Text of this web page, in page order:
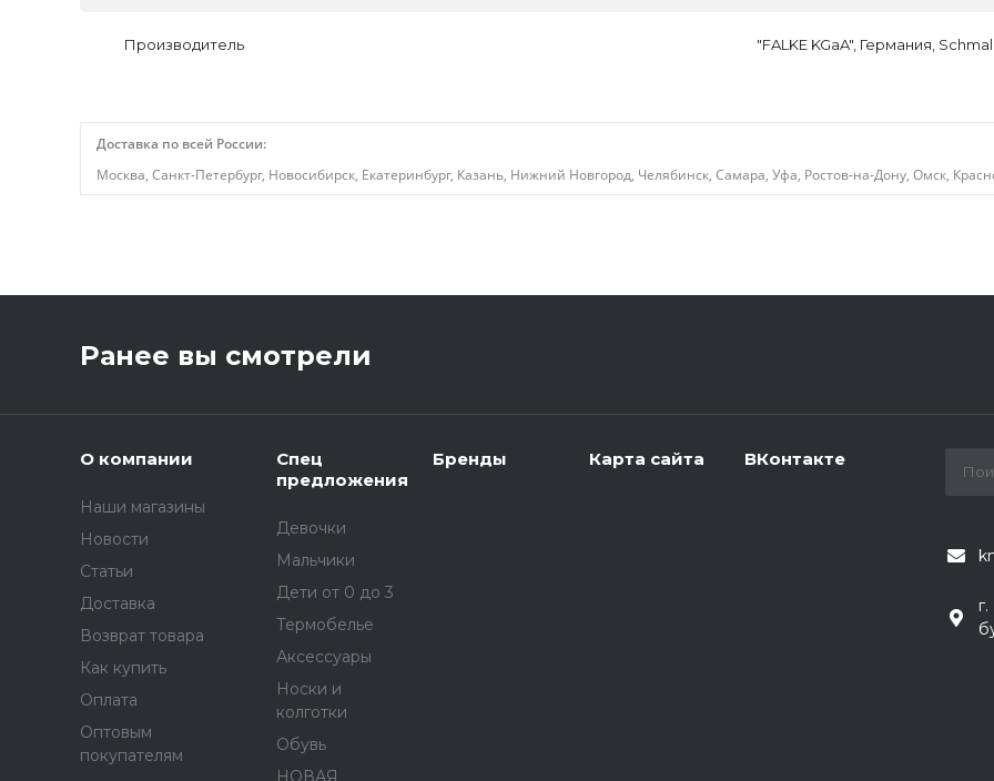
Производитель "FALKE KGaA", Германия,
Доставка по всей России:
Москва, Санкт-Петербург, Новосибирск, Екатеринбург, Казань, Нижний Новгород, Челябинск, Самара, Уфа, Ростов-на-Дону, Омск,
Ранее вы смотрели
О компании
Наши магазины
Новости
Статьи
Доставка
Возврат товара
Как купить
Оплата
Оптовым
покупателям
Спец
предложения
Девочки
Мальчики
Дети от 0 до 3
Термобелье
Аксессуары
Носки и
колготки
Обувь
НОВАЯ
Бренды Карта сайта ВКонтакте